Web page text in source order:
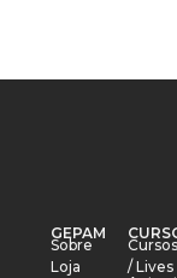
GEPAM
Sobre
Loja
Cursos
/ Lives